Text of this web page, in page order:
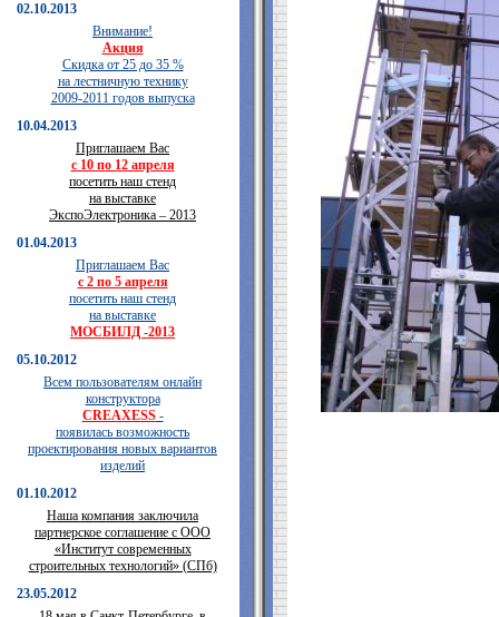
02.10.2013
Внимание!
Акция
Скидка от 25 до 35 %
на лестничную технику
2009-2011 годов выпуска
10.04.2013
Приглашаем Вас
с 10 по 12 апреля
посетить наш стенд
на выставке
ЭкспоЭлектроника – 2013
01.04.2013
Приглашаем Вас
с 2 по 5 апреля
посетить наш стенд
на выставке
МОСБИЛД -2013
05.10.2012
Всем пользователям онлайн
конструктора
CREAXESS-
появилась возможность
проектирования новых вариантов
изделий
01.10.2012
Наша компания заключила
партнерское соглашение с ООО
«Институт современных
строительных технологий» (СПб)
23.05.2012